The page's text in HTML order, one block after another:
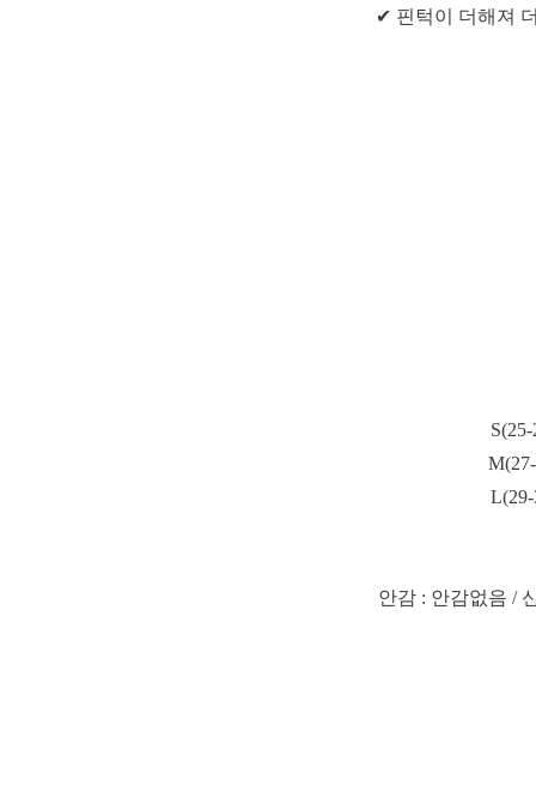
✔ 핀턱이 더해져
안감 : 안감없음 /